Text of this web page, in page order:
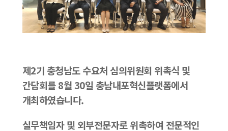
제2기 충청남도 수요처 심의위원회 위촉식 및
간담회를 8월 30일 충남내포혁신플랫폼에서
개최하였습니다.
실무책임자 및 외부전문자로 위촉하여 전문적인